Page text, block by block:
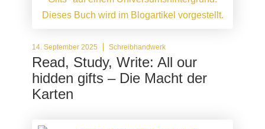
14. September 2025 Schreibhandwerk
Read, Study, Write: All our
hidden gifts – Die Macht der
Karten